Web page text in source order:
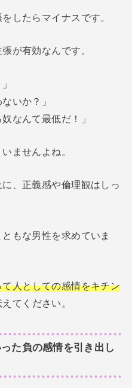
したらマイナスです。
が有効なんです。
いか？」
なんて最低だ！」
ませんよね。
、正義感や倫理観はしっ
もな男性を求めていま
人としての感情をキチン
てください。
た負の感情を引き出し